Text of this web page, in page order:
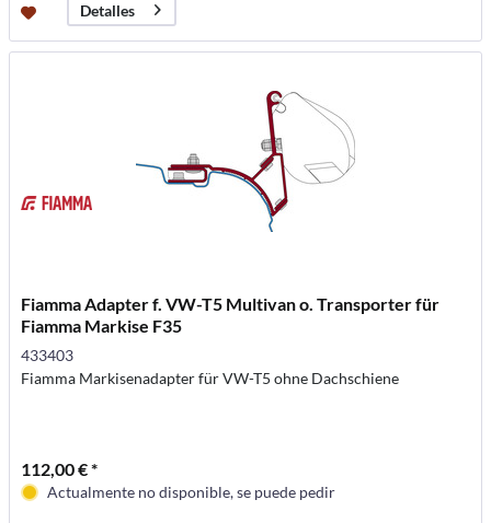
Detalles
Fiamma Adapter f. VW-T5 Multivan o. Transporter für
Fiamma Markise F35
433403
Fiamma Markisenadapter für VW-T5 ohne Dachschiene
112,00 € *
Actualmente no disponible, se puede pedir